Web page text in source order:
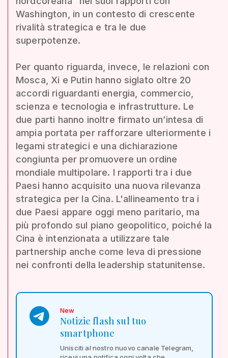
Washington, in un contesto di crescente
rivalità strategica e tra le due
superpotenze.
Per quanto riguarda, invece, le relazioni con
Mosca, Xi e Putin hanno siglato oltre 20
accordi riguardanti energia, commercio,
scienza e tecnologia e infrastrutture. Le
due parti hanno inoltre firmato un’intesa di
ampia portata per rafforzare ulteriormente i
legami strategici e una dichiarazione
congiunta per promuovere un ordine
mondiale multipolare. I rapporti tra i due
Paesi hanno acquisito una nuova rilevanza
strategica per la Cina. L'allineamento tra i
due Paesi appare oggi meno paritario, ma
più profondo sul piano geopolitico, poiché la
Cina è intenzionata a utilizzare tale
partnership anche come leva di pressione
nei confronti della leadership statunitense.
New
Notizie flash sul tuo
smartphone
Unisciti al nostro nuovo canale Telegram,